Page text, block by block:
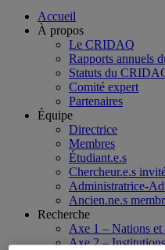
Accueil
À propos
Le CRIDAQ
Rapports annuels
Statuts du
Comité expert
Partenaires
Équipe
Directrice
Membres
Étudiant.e.s
Chercheur.e.s
Administratrice-
Ancien.ne.s
Recherche
Axe 1 – Nations
Axe 2 –